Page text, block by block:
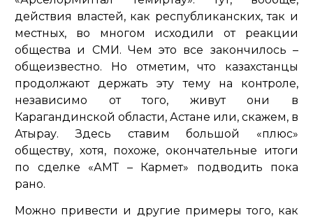
действия властей, как республиканских, так и
местных, во многом исходили от реакции
общества и СМИ. Чем это все закончилось –
общеизвестно. Но отметим, что казахстанцы
продолжают держать эту тему на контроле,
независимо от того, живут они в
Карагандинской области, Астане или, скажем, в
Атырау. Здесь ставим большой «плюс»
обществу, хотя, похоже, окончательные итоги
по сделке «АМТ – Кармет» подводить пока
рано.
Можно привести и другие примеры того, как